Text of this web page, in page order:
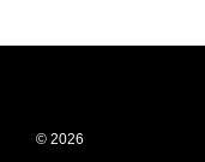
© 2026